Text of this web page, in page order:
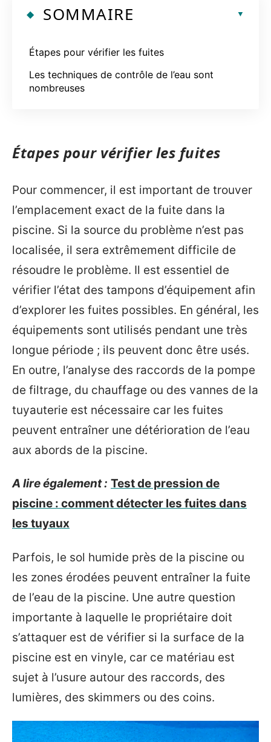
SOMMAIRE
Étapes pour vérifier les fuites
Les techniques de contrôle de l’eau sont
nombreuses
Étapes pour vérifier les fuites
Pour commencer, il est important de trouver
l’emplacement exact de la fuite dans la
piscine. Si la source du problème n’est pas
localisée, il sera extrêmement difficile de
résoudre le problème. Il est essentiel de
vérifier l’état des tampons d’équipement afin
d’explorer les fuites possibles. En général, les
équipements sont utilisés pendant une très
longue période ; ils peuvent donc être usés.
En outre, l’analyse des raccords de la pompe
de filtrage, du chauffage ou des vannes de la
tuyauterie est nécessaire car les fuites
peuvent entraîner une détérioration de l’eau
aux abords de la piscine.
A lire également : Test de pression de
piscine : comment détecter les fuites dans
les tuyaux
Parfois, le sol humide près de la piscine ou
les zones érodées peuvent entraîner la fuite
de l’eau de la piscine. Une autre question
importante à laquelle le propriétaire doit
s’attaquer est de vérifier si la surface de la
piscine est en vinyle, car ce matériau est
sujet à l’usure autour des raccords, des
lumières, des skimmers ou des coins.